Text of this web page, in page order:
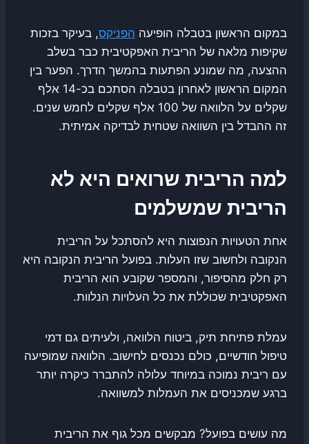
במקום הראשון בטבלה הופיעה הפניקס, בעיקר בזכות
שקיפות מלאה של הריבית האפקטיבית כבר בשלב
ההצעה, מה שמונע הפתעות בהמשך הדרך. הפער בין
המקום הראשון לאחרון בטבלה הסתכם בכ-14 אלף
שקלים על הלוואה של 100 אלף שקלים לחמש שנים.
זה ההבדל בין השוואה שטחית לבדיקה אמיתית.
למה הריבית שרואים היא לא
הריבית שמשלמים
אחת הטעויות הנפוצות היא להסתכל על הריבית
הנקובה ולחשוב שזו העלות. בפועל הריבית הנקובה היא
רק חלק מהסיפור, והמספר שקובע הוא הריבית
האפקטיבית שכוללת את כל העלויות הנלוות.
עמלת פתיחת תיק, ביטוח הלוואה, ולעיתים גם דמי
טיפול חודשיים, כולם נכנסים לחישוב. הלוואה שמופיעה
עם ריבית נמוכה במיוחד עלולה להתברר כיקרה יותר
ברגע שמכניסים את העמלות למשוואה.
מה עושים בפועל? מבקשים מכל גוף את הריבית